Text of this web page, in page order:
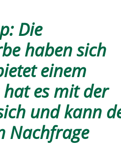
Die
haben sich
einem
es mit der
und kann
Nachfrage